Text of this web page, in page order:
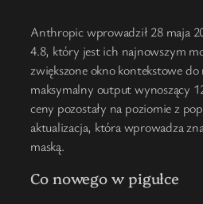
Anthropic wprowadził 28 maja
4.8, który jest ich najnowszym
zwiększone okno kontekstowe
maksymalny output wynoszący
ceny pozostały na poziomie z
aktualizacja, która wprowadza
maską.
Co nowego w pigułce